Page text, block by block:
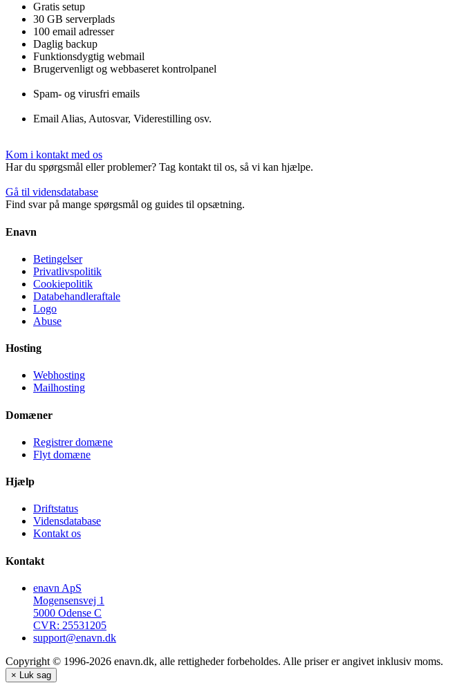
Gratis setup
30 GB serverplads
100 email adresser
Daglig backup
Funktionsdygtig webmail
Brugervenligt og webbaseret kontrolpanel
Spam- og virusfri emails
Email Alias, Autosvar, Viderestilling osv.
Kom i kontakt med os
Har du spørgsmål eller problemer? Tag kontakt til os, så vi kan hjælpe.
Gå til vidensdatabase
Find svar på mange spørgsmål og guides til opsætning.
Enavn
Betingelser
Privatlivspolitik
Cookiepolitik
Databehandleraftale
Logo
Abuse
Hosting
Webhosting
Mailhosting
Domæner
Registrer domæne
Flyt domæne
Hjælp
Driftstatus
Vidensdatabase
Kontakt os
Kontakt
enavn ApS
Mogensensvej 1
5000 Odense C
CVR: 25531205
support@enavn.dk
Copyright © 1996-2026 enavn.dk, alle rettigheder forbeholdes. Alle priser er angivet inklusiv moms.
× Luk sag